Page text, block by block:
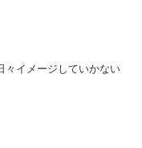
々イメージしていかない